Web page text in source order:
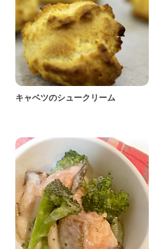
キャベツのシュークリーム